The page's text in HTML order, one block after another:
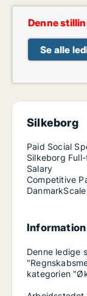
Denne
Se alle
Silkeborg
Paid Social
Silkeborg
Salary
Competitive
Information
Denne ledige
kategorien